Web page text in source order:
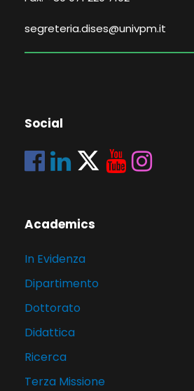
segreteria.dises@univpm.it
Social
Academics
In Evidenza
Dipartimento
Dottorato
Didattica
Ricerca
Terza Missione